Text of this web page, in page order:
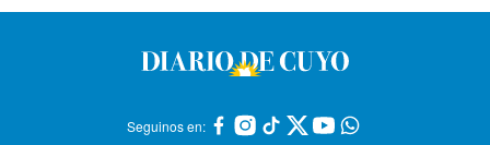
Seguinos en: